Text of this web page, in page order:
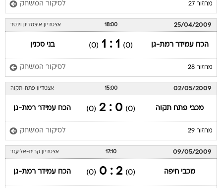
מחזור 27 לסיקור המשחק
25/04/2009
18:00 אצטדיון איצטדיון וינטר
הכח עמידר רמת-גן (0)
1 : 1
(0) בני סכנין
מחזור 28 לסיקור המשחק
02/05/2009
15:00 אצטדיון פתח-תקוה
מכבי פתח תקוה (0)
0 : 2
(0) הכח עמידר רמת-גן
מחזור 29 לסיקור המשחק
09/05/2009
17:10 אצטדיון קרית-אליעזר
מכבי חיפה (0)
2 : 0
(0) הכח עמידר רמת-גן